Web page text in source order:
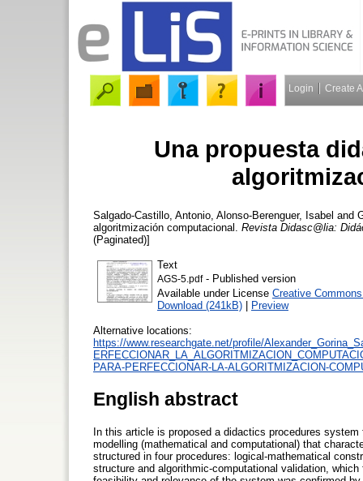
Login Create
Una propuesta
Salgado-Castillo, Antonio Alonso-Berenguer, Isabel and
algoritmización computacional. Revista Didasc@lia:
(Paginated)]
Text
AGS-5.pdf- Published version
Available under License Creative
Download (241kB) | Preview
Alternative locations:
https://www.researchgate.net/profile/
PARA-PERFECCIONAR-LA-ALGORITMIZACION-
English abstract
In this article is proposed a didactics procedures
modelling (mathematical and computational) that
structured in four procedures: logical-mathematical
structure and algorithmic-computational validation,